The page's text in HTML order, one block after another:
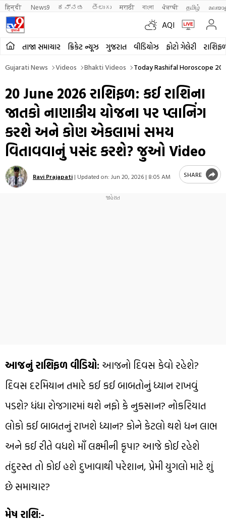
हिन्दी News9 ಕನ್ನಡ తెలుగు मराठी বাংলা ਪੰਜਾਬੀ தமிழ்
AQI
તાજા સમાચાર ક્રિકેટ ન્યૂઝ ગુજરાત વીડિયોઝ ફોટો ગેલેરી
Gujarati News Videos Bhakti Videos Today Rashifal Horoscope
20 June 2026 રાશિફળ: કઈ રાશિના
જાતકો નાણાકીય યોજના પર પ્લાનિંગ
કરશે અને કોણ એકલામાં સમય
વિતાવવાનું પસંદ કરશે? જુઓ Video
Ravi Prajapati | Updated on: Jun 20, 2026 | 8:05 AM SHARE
આજનું રાશિફળ વીડિયો: આજનો દિવસ કેવો રહેશે?
દિવસ દરમિયાન તમારે કઈ કઈ બાબતોનું ધ્યાન રાખવું
પડશે? ધંધા રોજગારમાં થશે નફો કે નુકસાન? નોકરિયાત
લોકો કઈ બાબતનું રાખશે ધ્યાન? કોને કેટલો થશે ધન લાભ
અને કઈ રીતે વધશે માઁ લક્ષ્મીની કૃપા? આજે કોઈ રહેશે
તંદુરસ્ત તો કોઈ હશે દુખાવાથી પરેશાન, પ્રેમી યુગલો માટે શું
છે સમાચાર?
મેષ રાશિ:-